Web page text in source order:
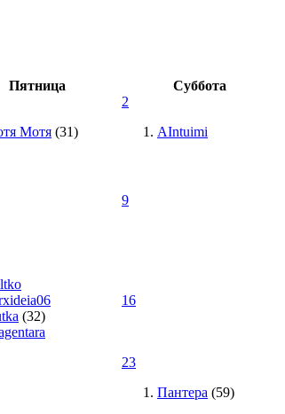
Пятница Суббота
Мотя (31)
2
AIntuimi
9
(32)
16
23
Пантера (59)